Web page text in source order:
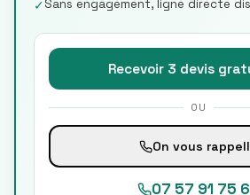
✓Sans engagement, ligne directe
Recevoir 3 devis
OU
On vous
07 57 91 75